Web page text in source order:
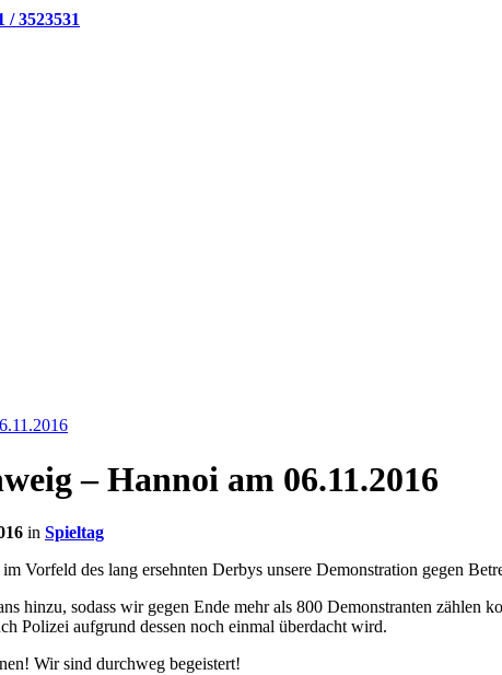
/ 3523531
– Hannoi am 06.11.2016
in Spieltag
Vorfeld des lang ersehnten Derbys unsere Demonstration gegen
hinzu, sodass wir gegen Ende mehr als 800 Demonstranten zählen
Polizei aufgrund dessen noch einmal überdacht wird.
Wir sind durchweg begeistert!